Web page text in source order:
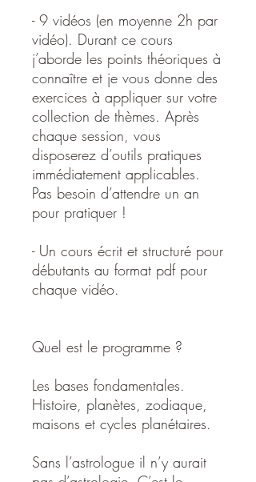
- 9 vidéos (en moyenne 2h par
vidéo). Durant ce cours
j’aborde les points théoriques à
connaître et je vous donne des
exercices à appliquer sur votre
collection de thèmes. Après
chaque session, vous
disposerez d’outils pratiques
immédiatement applicables.
Pas besoin d’attendre un an
pour pratiquer !
- Un cours écrit et structuré pour
débutants au format pdf pour
chaque vidéo.
Quel est le programme ?
Les bases fondamentales.
Histoire, planètes, zodiaque,
maisons et cycles planétaires.
Sans l’astrologue il n’y aurait